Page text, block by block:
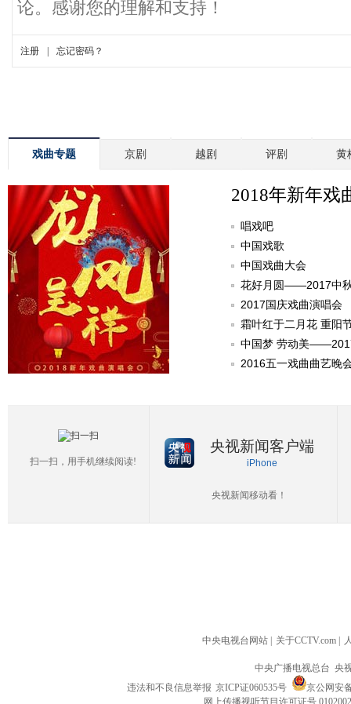
戏曲专题 京剧 越剧 评剧 黄
2018年新年戏
唱戏吧
中国戏歌
中国戏曲大会
花好月圆——2017中
2017国庆戏曲演唱会
霜叶红于二月花 重阳
中国梦 劳动美
2016五一戏曲曲艺晚
扫一扫，用手机继续阅读!
央视新闻客户端
iPhone
央视新闻移动看！
中央电视台网站 关于CCTV.com
中央广播电视总台 央
违法和不良信息举报 京ICP证060535号
京公网安
网上传播视听节目许可证号